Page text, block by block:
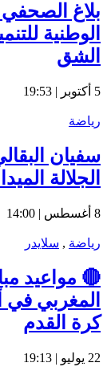
بلاغ
الوطنية
الشق
5 أكتوبر | 19:53
رياضة
سفيان
الجلالة
8 أغسطس | 14:00
رياضة , سلايدر
🔴 مواعيد
كرة القدم
22 يوليو | 19:13